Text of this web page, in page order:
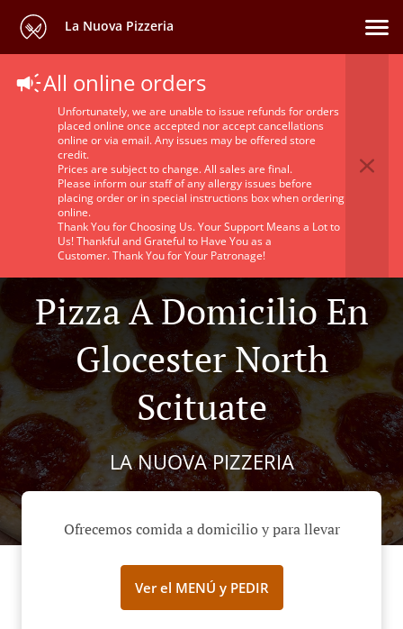
La Nuova Pizzeria
All online orders
Unfortunately, we are unable to issue refunds for orders
placed online once accepted nor accept cancellations
online or via email. Any issues may be offered store
credit.
Prices are subject to change. All sales are final.
Please inform our staff of any allergy issues before
placing order or in special instructions box when ordering
online.
Thank You for Choosing Us. Your Support Means a Lot to
Us! Thankful and Grateful to Have You as a
Customer. Thank You for Your Patronage!
Pizza A Domicilio En
Glocester North
Scituate
LA NUOVA PIZZERIA
Ofrecemos comida a domicilio y para llevar
Ver el MENÚ y PEDIR